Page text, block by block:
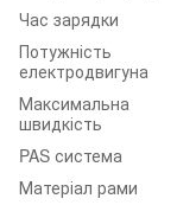
Час зарядки
Потужність
електродвигуна
Максимальна
швидкість
PAS система
Матеріал рами